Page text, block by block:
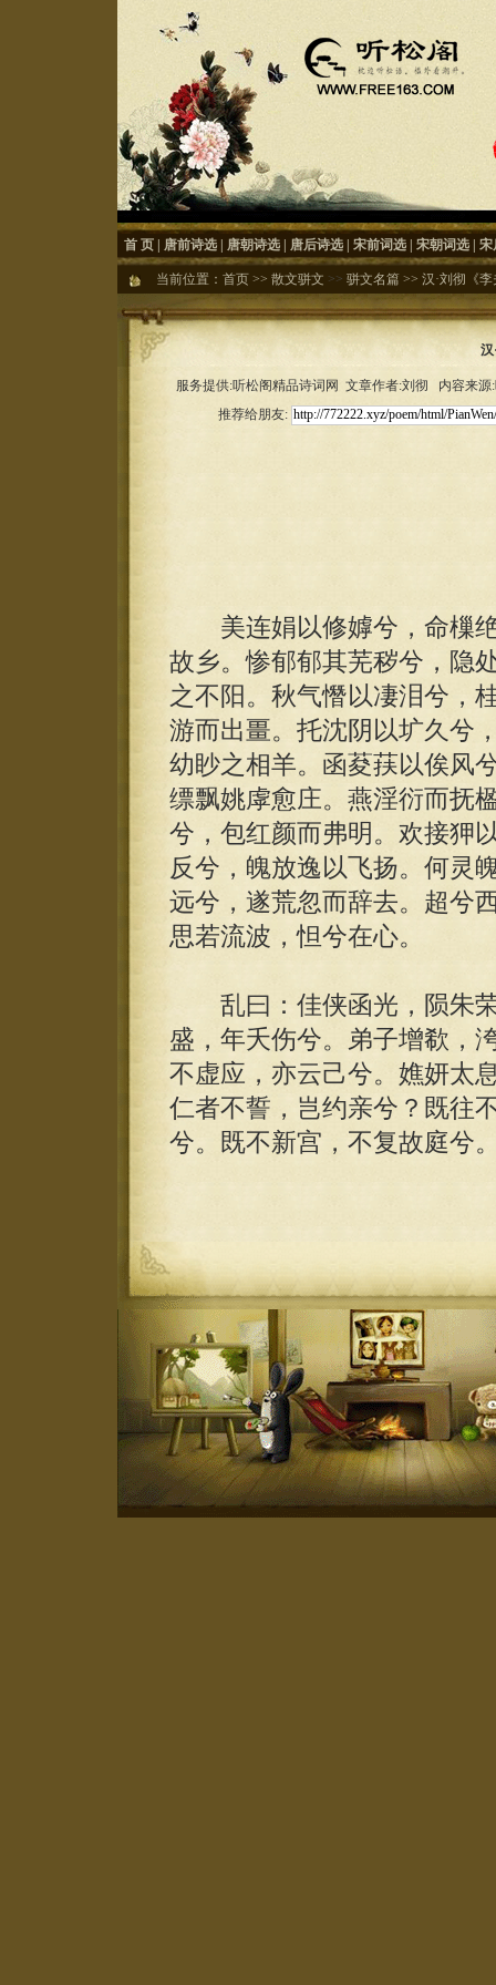
首 页 唐前诗选 唐朝诗选 唐后诗选 宋前词选 宋朝词选 宋
当前位置： 首页 >> 散文骈文 >> 骈文名篇 >> 汉·刘彻《
汉
服务提供:听松阁精品诗词网 文章作者:刘彻 内容来
推荐给朋友:
美连娟以修嫭兮，命樔绝
故乡。惨郁郁其芜秽兮，隐
之不阳。秋气憯以凄泪兮，
游而出畺。托沈阴以圹久兮
幼眇之相羊。函荾荴以俟风
缥飘姚虖愈庄。燕淫衍而抚
兮，包红颜而弗明。欢接狎
反兮，魄放逸以飞扬。何灵
远兮，遂荒忽而辞去。超兮
思若流波，怛兮在心。
乱曰：佳侠函光，陨朱荣
盛，年夭伤兮。弟子增欷，
不虚应，亦云己兮。嫶妍太
仁者不誓，岂约亲兮？既往
兮。既不新宫，不复故庭兮